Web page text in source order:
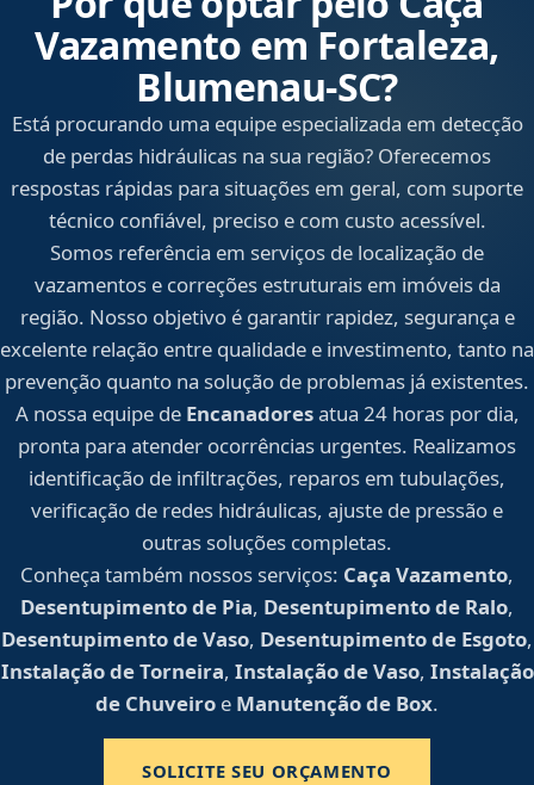
Vazamento em Fortaleza,
Blumenau‑SC?
Está procurando uma equipe especializada em detecção
de perdas hidráulicas na sua região? Oferecemos
respostas rápidas para situações em geral, com suporte
técnico confiável, preciso e com custo acessível.
Somos referência em serviços de localização de
vazamentos e correções estruturais em imóveis da
região. Nosso objetivo é garantir rapidez, segurança e
excelente relação entre qualidade e investimento, tanto na
prevenção quanto na solução de problemas já existentes.
A nossa equipe de Encanadoresatua 24 horas por dia,
pronta para atender ocorrências urgentes. Realizamos
identificação de infiltrações, reparos em tubulações,
verificação de redes hidráulicas, ajuste de pressão e
outras soluções completas.
Conheça também nossos serviços: Caça Vazamento,
Desentupimento de Pia, Desentupimento de Ralo,
Desentupimento de Vaso, Desentupimento de Esgoto,
Instalação de Torneira, Instalação de Vaso, Instalação
de Chuveiro e Manutenção de Box.
SOLICITE SEU ORÇAMENTO